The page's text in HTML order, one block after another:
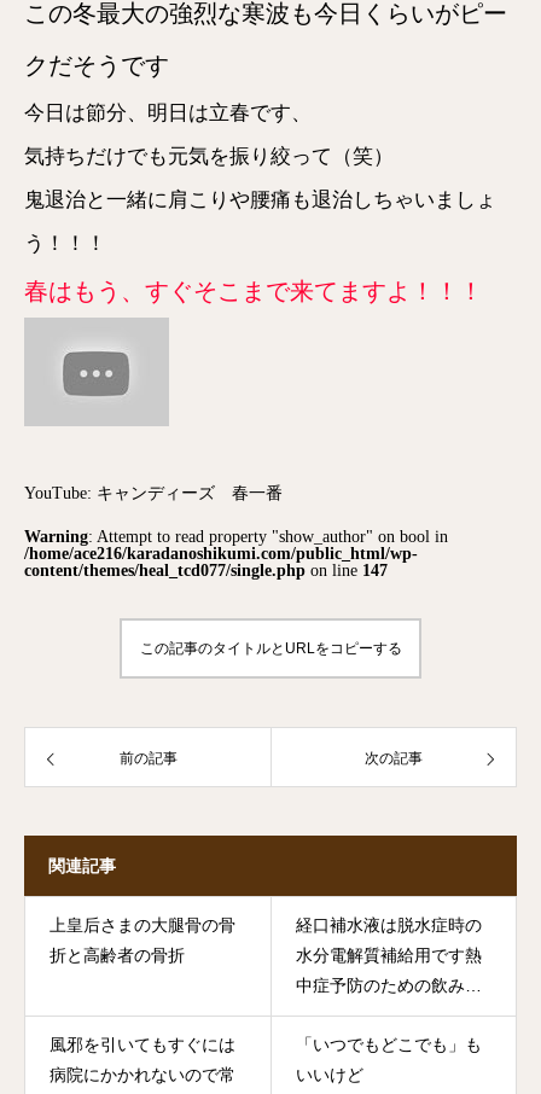
この冬最大の強烈な寒波も今日くらいがピー
クだそうです
今日は節分、明日は立春です、
気持ちだけでも元気を振り絞って（笑）
鬼退治と一緒に肩こりや腰痛も退治しちゃいましょ
う！！！
春はもう、すぐそこまで来てますよ！！！
YouTube: キャンディーズ 春一番
Warning: Attempt to read property "show_author" on bool in
/home/ace216/karadanoshikumi.com/public_html/wp-
content/themes/heal_tcd077/single.php on line 147
この記事のタイトルとURLをコピーする
前の記事 次の記事
関連記事
上皇后さまの大腿骨の骨
折と高齢者の骨折
経口補水液は脱水症時の
水分電解質補給用です熱
中症予防のための飲み物
ではありません
風邪を引いてもすぐには
病院にかかれないので常
「いつでもどこでも」も
いいけど